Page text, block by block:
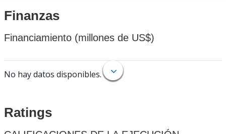
Finanzas
Financiamiento (millones de US$)
No hay datos disponibles.
Ratings